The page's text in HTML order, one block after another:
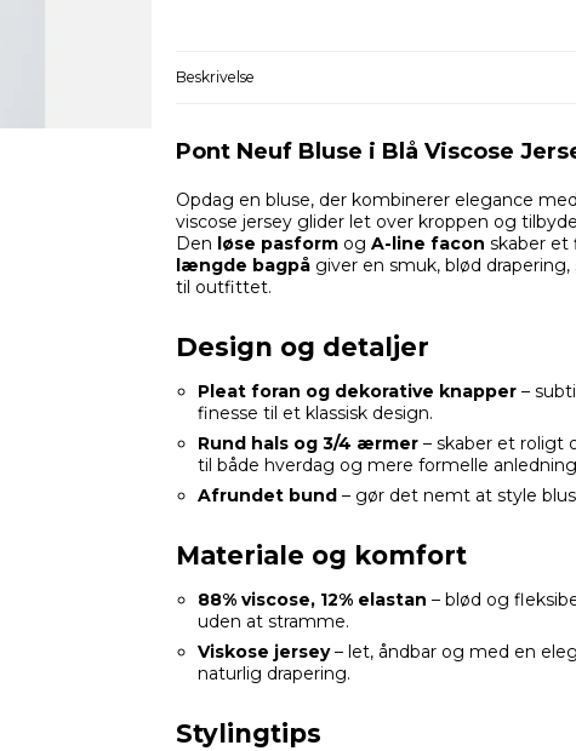
Beskrivelse
Pont Neuf Bluse i Blå Viscose
Opdag en bluse, der kombinerer elegance
viscose jersey glider let over kroppen og
Den løse pasform og A-line facon skaber et
længde bagpå giver en smuk, blød
til outfittet.
Design og detaljer
Pleat foran og dekorative knapper–
finesse til et klassisk design.
Rund hals og 3/4 ærmer– skaber et roligt
til både hverdag og mere formelle
Afrundet bund – gør det nemt at style
Materiale og komfort
88% viscose, 12% elastan – blød og
uden at stramme.
Viskose jersey– let, åndbar og med en
naturlig drapering.
Stylingtips